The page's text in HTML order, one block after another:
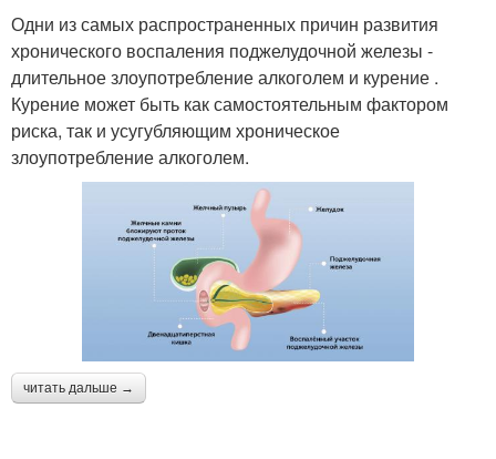
Одни из самых распространенных причин развития
хронического воспаления поджелудочной железы -
длительное злоупотребление алкоголем и курение .
Курение может быть как самостоятельным фактором
риска, так и усугубляющим хроническое
злоупотребление алкоголем.
читать дальше →